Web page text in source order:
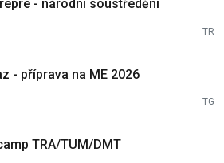
- národní soustředění
TR
- příprava na ME 2026
TG
TRA/TUM/DMT